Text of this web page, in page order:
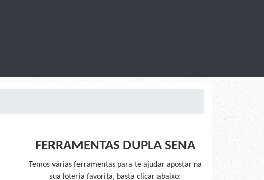
FERRAMENTAS DUPLA SENA
Temos várias ferramentas para te ajudar apostar na
sua loteria favorita, basta clicar abaixo: